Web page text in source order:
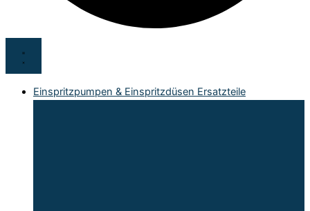
Einspritzpumpen & Einspritzdüsen Ersatzteile